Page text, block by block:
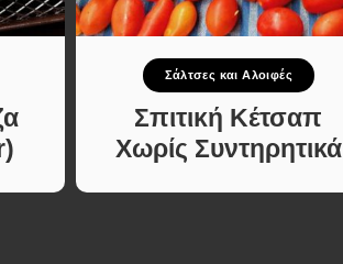
Σάλτσες και Αλοιφές
Σπιτική Κέτσαπ
Χωρίς Συντηρητικά